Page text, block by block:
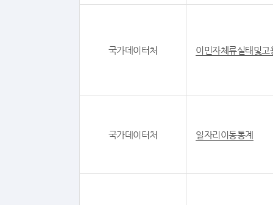
국가데이터처 이민자체류실태및고
국가데이터처 일자리이동통계